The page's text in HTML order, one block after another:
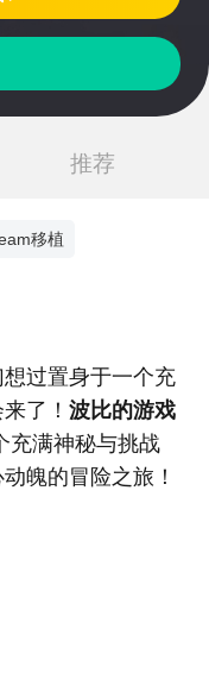
推荐
移植
过置身于一个充
了！ 波比的游戏
充满神秘与挑战
魄的冒险之旅！